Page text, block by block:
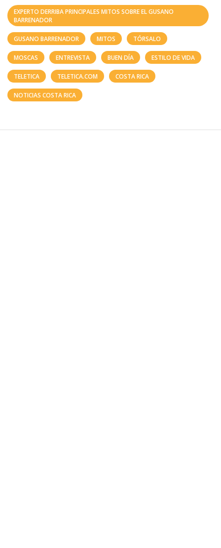
EXPERTO DERRIBA PRINCIPALES MITOS SOBRE EL GUSANO
BARRENADOR
GUSANO BARRENADOR MITOS TÓRSALO
MOSCAS ENTREVISTA BUEN DÍA ESTILO DE VIDA
TELETICA TELETICA.COM COSTA RICA
NOTICIAS COSTA RICA